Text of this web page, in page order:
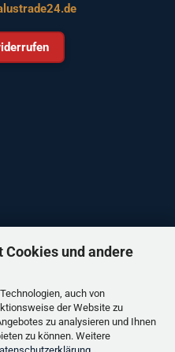
Cookies und andere
auch von
der Website zu
zu analysieren und Ihnen
zu können. Weitere